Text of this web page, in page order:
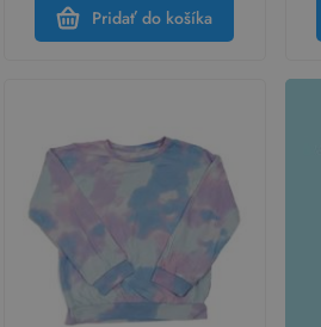
Pridať do košíka